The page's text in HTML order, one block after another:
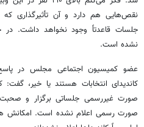
نقص‌هایی هم دارد و آن تأثیرگذاری
جلسات قاعدتاً وجود نخواهد داشت.
نشده است.
عضو کمیسیون اجتماعی مجلس در
کاندیدای انتخابات هستند یا خیر، گفت:
صورت غیررسمی جلساتی برگزار و
صورت رسمی اعلام نشده است. امکانش